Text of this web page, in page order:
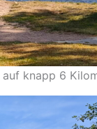
knapp 6